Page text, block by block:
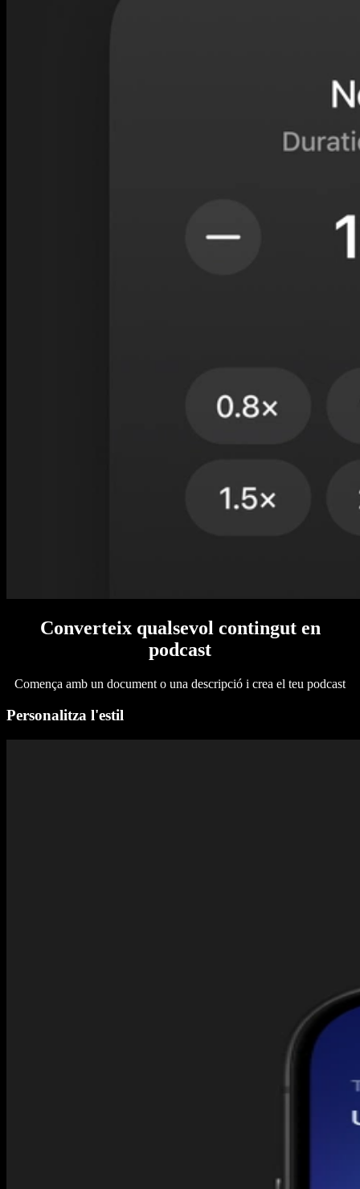
Converteix qualsevol contingut en
podcast
Comença amb un document o una descripció i crea el teu podcast
Personalitza l'estil